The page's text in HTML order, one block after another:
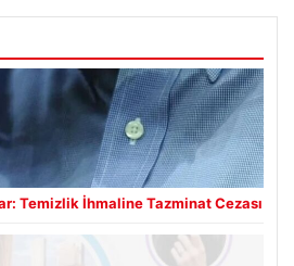
Temizlik İhmaline Tazminat Cezası